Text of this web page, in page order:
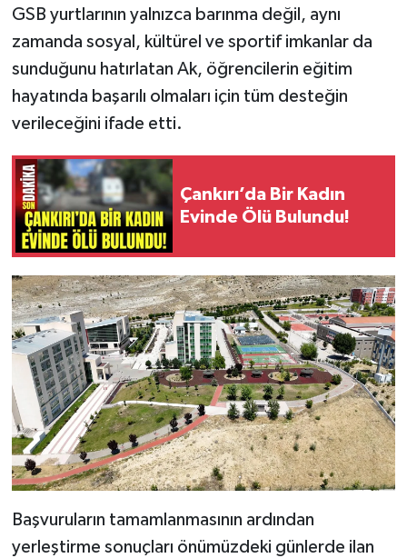
GSB yurtlarının yalnızca barınma değil, aynı
zamanda sosyal, kültürel ve sportif imkanlar da
sunduğunu hatırlatan Ak, öğrencilerin eğitim
hayatında başarılı olmaları için tüm desteğin
verileceğini ifade etti.
Çankırı’da Bir Kadın
Evinde Ölü Bulundu!
Başvuruların tamamlanmasının ardından
yerleştirme sonuçları önümüzdeki günlerde ilan